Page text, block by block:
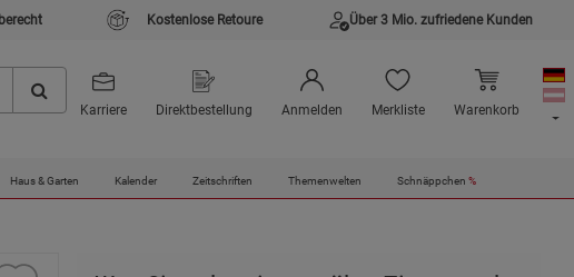
Kostenlose Retoure Über 3 Mio. zufriedene Kunden
Karriere Direktbestellung Anmelden Merkliste Warenkorb
Haus & Garten Kalender Zeitschriften Themenwelten Schnäppchen %